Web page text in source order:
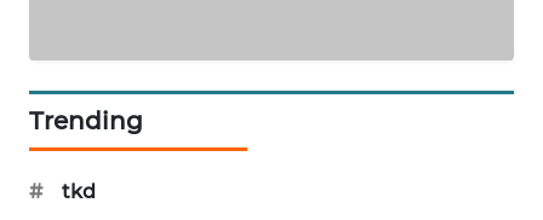
Trending
#
tkd